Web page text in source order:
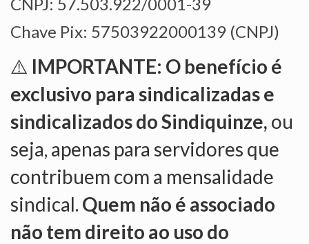
JURÍDICO
NÚCLEOS
APOSENTADOS
AGENTES DE POLÍCIA JUDICIAL
ANALISTAS JUDICIÁRIOS
ACESSIBILIDADE E INCLUSÃO
Chave Pix: 57503922000139 (CNPJ)
⚠️ IMPORTANTE: O benefício é
exclusivo para sindicalizadas e
sindicalizados do Sindiquinze, ou
seja, apenas para servidores que
contribuem com a mensalidade
sindical. Quem não é associado
não tem direito ao uso do